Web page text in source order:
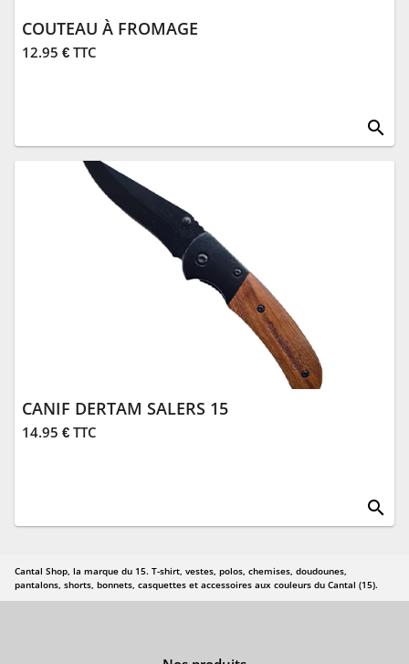
COUTEAU À FROMAGE
12.95 € TTC
search
CANIF DERTAM SALERS 15
14.95 € TTC
search
Cantal Shop, la marque du 15. T-shirt, vestes, polos, chemises, doudounes,
pantalons, shorts, bonnets, casquettes et accessoires aux couleurs du Cantal (15).